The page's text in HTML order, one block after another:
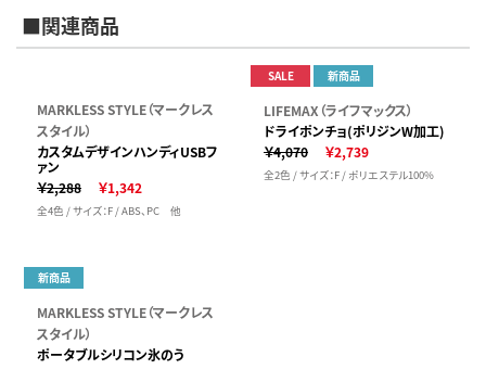
■関連商品
MARKLESS STYLE（マークレス
スタイル）
カスタムデザインハンディUSBフ
ァン
￥2,288
￥1,342
全4色 / サイズ：F / ABS、PC 他
SALE 新商品
LIFEMAX（ライフマックス）
ドライポンチョ(ポリジンW加工)
￥4,070
￥2,739
全2色 / サイズ：F / ポリエステル100%
新商品
MARKLESS STYLE（マークレス
スタイル）
ポータブルシリコン氷のう